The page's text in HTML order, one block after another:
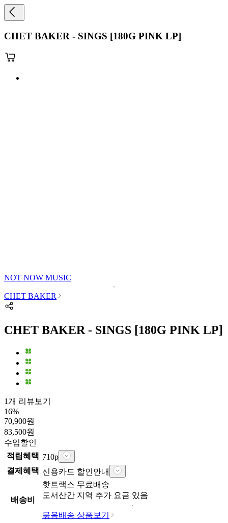
CHET BAKER - SINGS [180G PINK LP]
NOT NOW MUSIC
CHET BAKER
CHET BAKER - SINGS [180G PINK LP]
1개 리뷰보기
16%
70,900원
83,500원
수입할인
적립혜택 710p
결제혜택 신용카드 할인안내
배송비
핫트랙스 무료배송
도서산간 지역 추가 요금 있음
묶음배송 상품보기